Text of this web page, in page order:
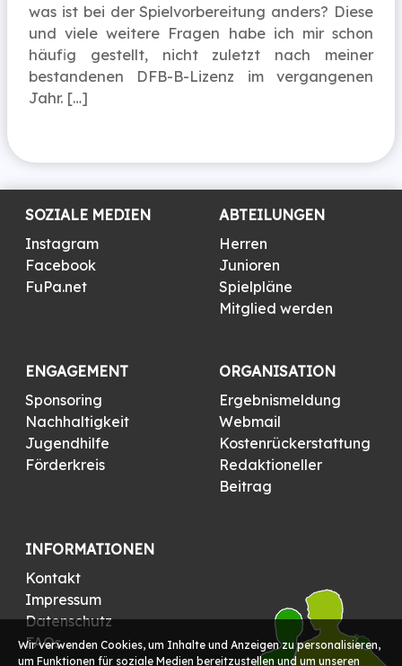
was ist bei der Spielvorbereitung anders? Diese
und viele weitere Fragen habe ich mir schon
häufig gestellt, nicht zuletzt nach meiner
bestandenen DFB-B-Lizenz im vergangenen
Jahr. […]
SOZIALE MEDIEN
Instagram
Facebook
FuPa.net
ABTEILUNGEN
Herren
Junioren
Spielpläne
Mitglied werden
ENGAGEMENT
Sponsoring
Nachhaltigkeit
Jugendhilfe
Förderkreis
ORGANISATION
Ergebnismeldung
Webmail
Kostenrückerstattung
Redaktioneller
Beitrag
INFORMATIONEN
Kontakt
Impressum
Datenschutz
FAQs
Wir verwenden Cookies, um Inhalte und Anzeigen zu personalisieren,
um Funktionen für soziale Medien bereitzustellen und um unseren